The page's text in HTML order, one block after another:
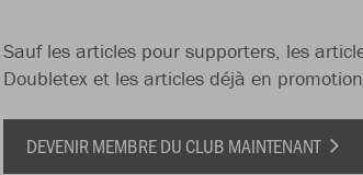
Sauf les articles pour supporters, les
Doubletex et les articles déjà en promotion
DEVENIR MEMBRE DU CLUB MAINTENANT